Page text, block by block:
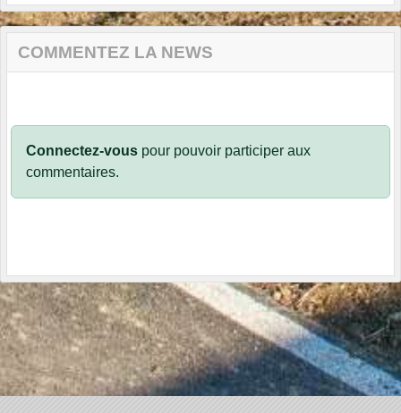
COMMENTEZ LA NEWS
Connectez-vous pour pouvoir participer aux
commentaires.